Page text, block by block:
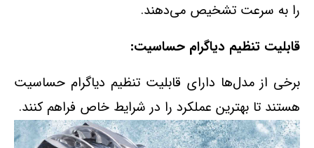
را به سرعت تشخیص می‌دهند.
قابلیت تنظیم دیاگرام حساسیت:
برخی از مدل‌ها دارای قابلیت تنظیم دیاگرام حساسیت
هستند تا بهترین عملکرد را در شرایط خاص فراهم کنند.